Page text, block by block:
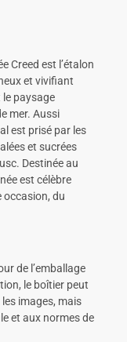
Creed est l’étalon
et vivifiant
le paysage
mer. Aussi
est prisé par les
et sucrées
Destinée au
est célèbre
occasion, du
de l’emballage
le boîtier peut
images, mais
et aux normes de